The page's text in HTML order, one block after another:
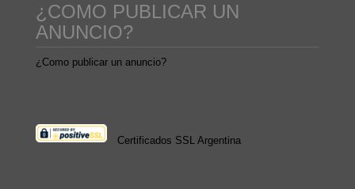
¿COMO PUBLICAR UN
ANUNCIO?
¿Como publicar un anuncio?
Certificados SSL Argentina